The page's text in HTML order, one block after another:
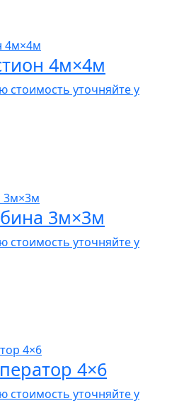
4м×4м
стоимость уточняйте у
3м×3м
стоимость уточняйте у
4×6
стоимость уточняйте у